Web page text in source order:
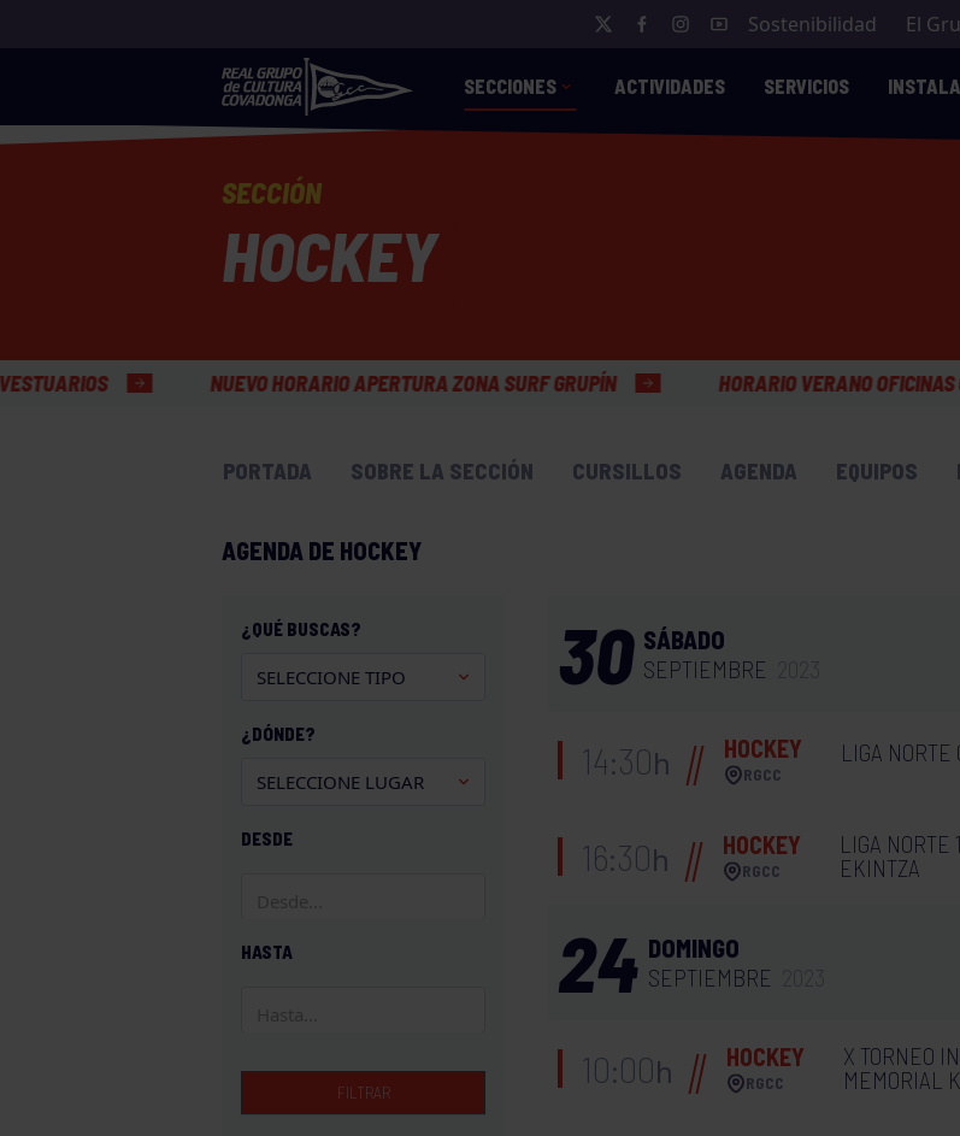
Sostenibilidad El
SECCIONES ACTIVIDADES SERVICIOS
SECCIÓN
HOCKEY
NUEVO HORARIO APERTURA ZONA SURF GRUPÍN HORARIO VERANO OFICINAS GENERALES
PORTADA SOBRE LA SECCIÓN CURSILLOS AGENDA EQUIPOS
AGENDA DE HOCKEY
¿QUÉ BUSCAS?
¿DÓNDE?
DESDE
HASTA
FILTRAR
30 SÁBADO
SEPTIEMBRE
14:30h HOCKEY
RGCC
LIGA
16:30h HOCKEY
RGCC
LIGA NORTE
EKINTZA
24 DOMINGO
SEPTIEMBRE
10:00h HOCKEY
RGCC
X TORNEO
MEMORIAL